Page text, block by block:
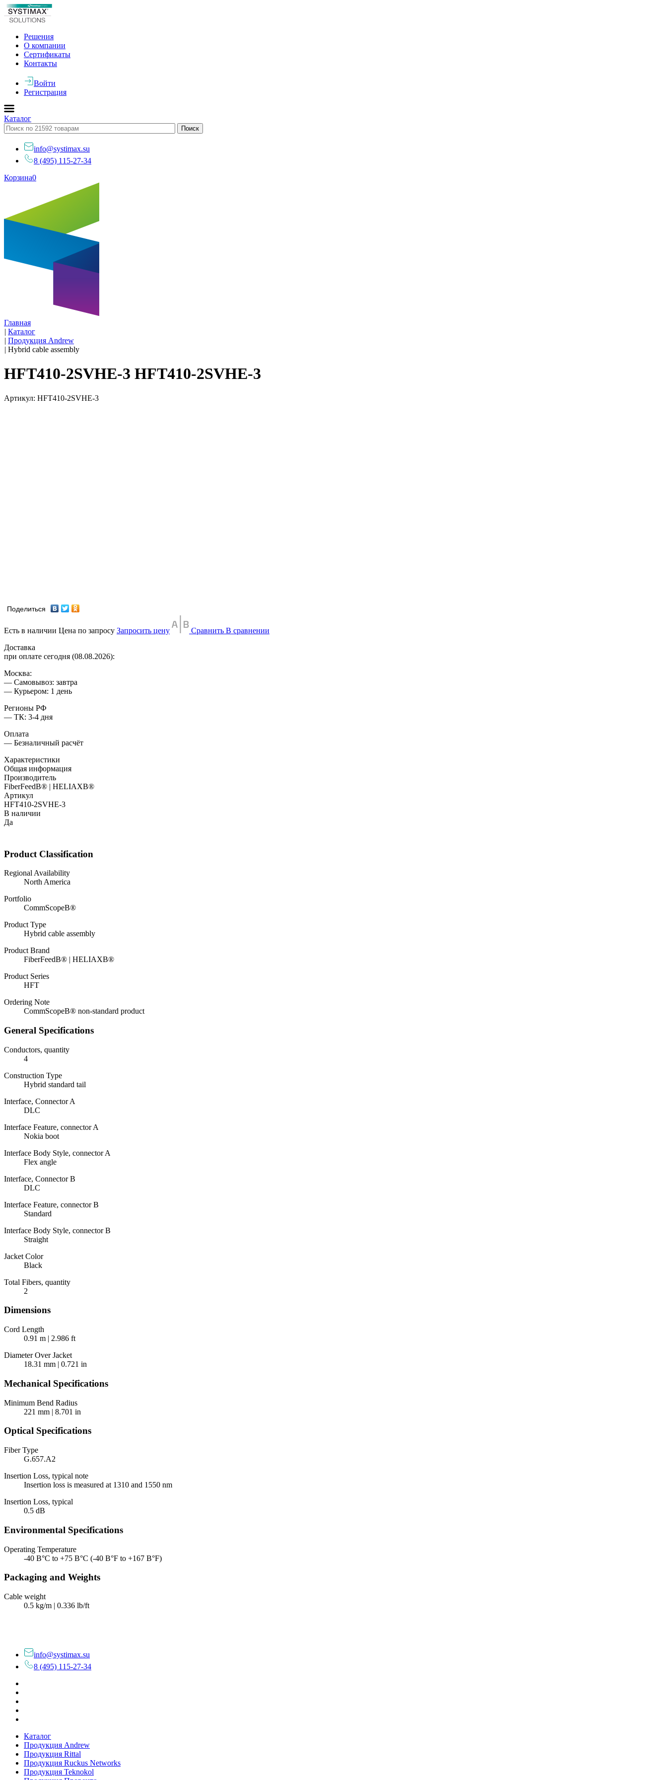
Решения
О компании
Сертификаты
Контакты
Войти
Регистрация
Каталог
info@systimax.su
8 (495) 115-27-34
Корзина0
Главная
| Каталог
| Продукция Andrew
| Hybrid cable assembly
HFT410-2SVHE-3 HFT410-2SVHE-3
Артикул: HFT410-2SVHE-3
Поделиться
Есть в наличии Цена по запросу Запросить цену Сравнить В сравнении
Доставка
при оплате сегодня (08.08.2026):
Москва:
— Самовывоз: завтра
— Курьером: 1 день
Регионы РФ
— ТК: 3-4 дня
Оплата
— Безналичный расчёт
Характеристики
Общая информация
Производитель
FiberFeedВ® | HELIAXВ®
Артикул
HFT410-2SVHE-3
В наличии
Да
Product Classification
Regional Availability
North America
Portfolio
CommScopeВ®
Product Type
Hybrid cable assembly
Product Brand
FiberFeedВ® | HELIAXВ®
Product Series
HFT
Ordering Note
CommScopeВ® non-standard product
General Specifications
Conductors, quantity
4
Construction Type
Hybrid standard tail
Interface, Connector A
DLC
Interface Feature, connector A
Nokia boot
Interface Body Style, connector A
Flex angle
Interface, Connector B
DLC
Interface Feature, connector B
Standard
Interface Body Style, connector B
Straight
Jacket Color
Black
Total Fibers, quantity
2
Dimensions
Cord Length
0.91 m | 2.986 ft
Diameter Over Jacket
18.31 mm | 0.721 in
Mechanical Specifications
Minimum Bend Radius
221 mm | 8.701 in
Optical Specifications
Fiber Type
G.657.A2
Insertion Loss, typical note
Insertion loss is measured at 1310 and 1550 nm
Insertion Loss, typical
0.5 dB
Environmental Specifications
Operating Temperature
-40 В°C to +75 В°C (-40 В°F to +167 В°F)
Packaging and Weights
Cable weight
0.5 kg/m | 0.336 lb/ft
info@systimax.su
8 (495) 115-27-34
Каталог
Продукция Andrew
Продукция Rittal
Продукция Ruckus Networks
Продукция Teknokol